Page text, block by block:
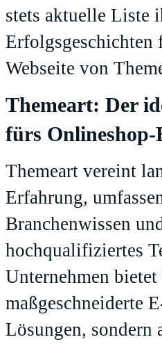
stets aktuelle Liste
Erfolgsgeschichten
Webseite von
Themeart: Der
fürs Onlineshop-
Themeart vereint
Erfahrung,
Branchenwissen
hochqualifiziertes
Unternehmen
maßgeschneiderte
Lösungen, sondern